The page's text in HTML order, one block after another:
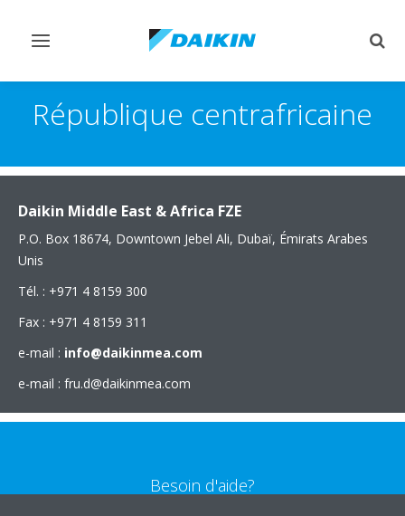
Afficher/masquer
République centrafricaine
Daikin Middle East & Africa FZE
P.O. Box 18674, Downtown Jebel Ali, Dubaï, Émirats Arabes
Unis
Tél. : +971 4 8159 300
Fax : +971 4 8159 311
e-mail : info@daikinmea.com
e-mail : fru.d@daikinmea.com
Besoin d'aide?